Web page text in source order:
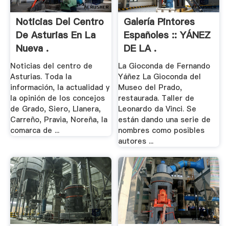
Noticias Del Centro
De Asturias En La
Nueva .
Noticias del centro de
Asturias. Toda la
información, la actualidad y
la opinión de los concejos
de Grado, Siero, Llanera,
Carreño, Pravia, Noreña, la
comarca de ...
Galería Pintores
Españoles :: YÁNEZ
DE LA .
La Gioconda de Fernando
Yáñez La Gioconda del
Museo del Prado,
restaurada. Taller de
Leonardo da Vinci. Se
están dando una serie de
nombres como posibles
autores ...